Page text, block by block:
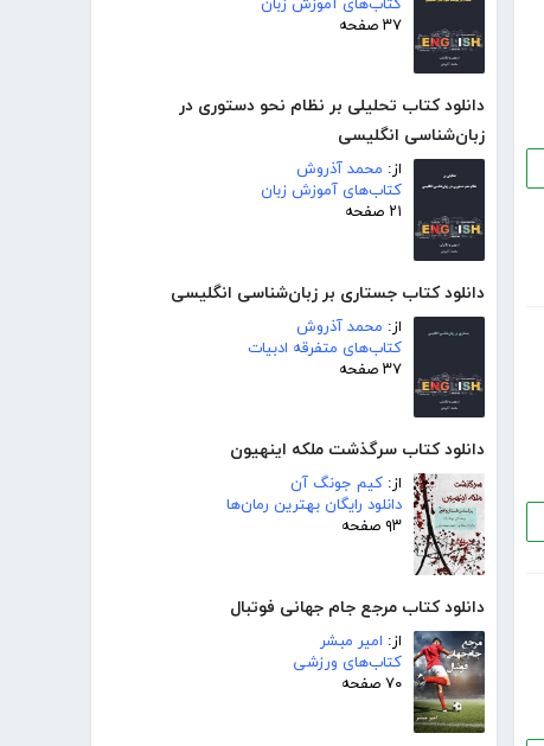
کتاب‌های آموزش زبان
۳۷ صفحه
دانلود کتاب تحلیلی بر نظام نحو دستوری در
زبان‌شناسی انگلیسی
از: محمد آذروش
کتاب‌های آموزش زبان
۲۱ صفحه
دانلود کتاب جستاری بر زبان‌شناسی انگلیسی
از: محمد آذروش
کتاب‌های متفرقه ادبیات
۳۷ صفحه
دانلود کتاب سرگذشت ملکه اینهیون
از: کیم جونگ آن
دانلود رایگان بهترین رمان‌ها
۹۳ صفحه
دانلود کتاب مرجع جام جهانی فوتبال
از: امیر مبشر
کتاب‌های ورزشی
۷۰ صفحه